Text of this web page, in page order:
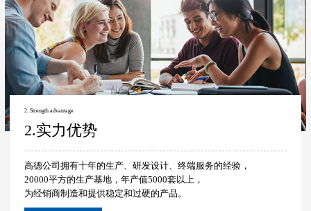
2. Strength advantage
2.实力优势
高德公司拥有十年的生产、研发设计、终端服务的经验，
20000平方的生产基地，年产值5000套以上，
为经销商制造和提供稳定和过硬的产品。